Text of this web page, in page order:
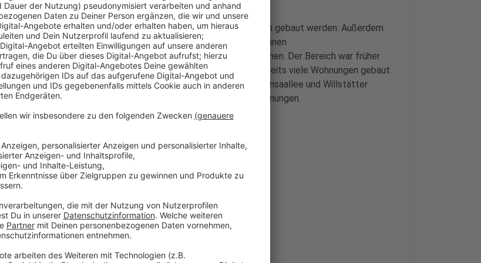
Auf dem Gelände neben dem "Areal Böhler" sollen 200 Wohnungen gebaut werden. Außerdem
könnten dort Büros und Restaurants entstehen. Die Stadt plant einen
Architektenwettbewerb. Auch Bürger sollen Ideen einbringen können. Der Bereich war früher
gewerblich geprägt. In den vergangenen Jahren sind dort aber bereits viele Wohnungen gebaut
worden, etwa auf dem ehemaligen "Schieß-Gelände" zwischen Hansaallee und Willstätter
Straße. Hier entsteht das Viertel "Vierzig549" mit über 1.000 Wohnungen.
Weitere Infos und Links zum Thema
Anzeige
Hier geht es zur Tagesordnung des Wohnungsausschusses